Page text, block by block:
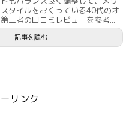
タイルをおくっている40代のオ
三者の口コミレビューを参考...
記事を読む
リンク